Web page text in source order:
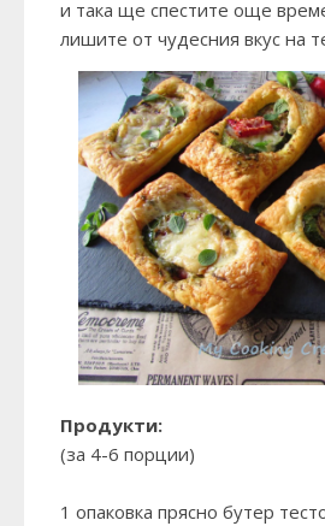
и така ще спестите още
лишите от чудесния вкус на
Продукти:
(за 4-6 порции)
1 опаковка прясно бутер